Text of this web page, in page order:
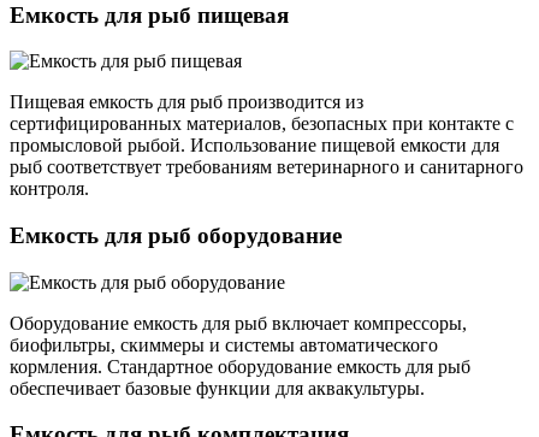
Емкость для рыб пищевая
Пищевая емкость для рыб производится из
сертифицированных материалов, безопасных при контакте с
промысловой рыбой. Использование пищевой емкости для
рыб соответствует требованиям ветеринарного и санитарного
контроля.
Емкость для рыб оборудование
Оборудование емкость для рыб включает компрессоры,
биофильтры, скиммеры и системы автоматического
кормления. Стандартное оборудование емкость для рыб
обеспечивает базовые функции для аквакультуры.